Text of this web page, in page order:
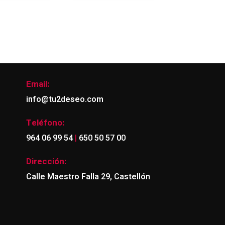
Email:
info@tu2deseo.com
Teléfono:
964 06 99 54| 650 50 57 00
Dirección:
Calle Maestro Falla 29, Castellón